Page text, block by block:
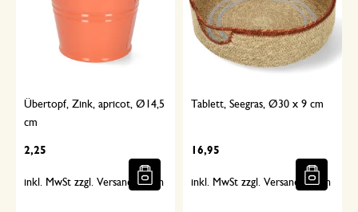
Übertopf, Zink, apricot, Ø14,5
cm
2,25
inkl. MwSt zzgl. Versandkosten
Tablett, Seegras, Ø30 x 9 cm
16,95
inkl. MwSt zzgl. Versandkosten